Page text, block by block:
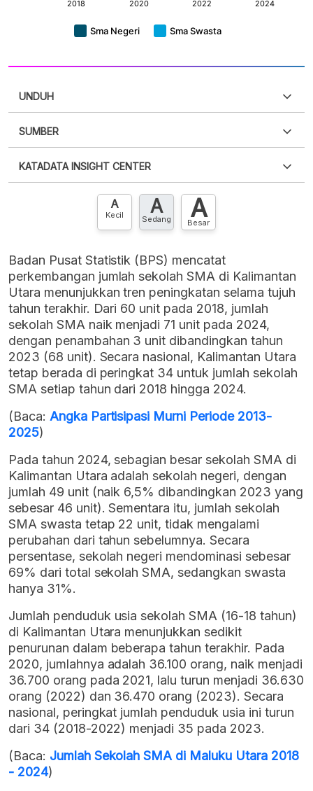
UNDUH
XLS
SUMBER
punya akun?Silakan Daftar sekarang
KATADATA INSIGHT CENTER
Hubungi sekarang »
A
Kecil A
Sedang A
Besar
Badan Pusat Statistik (BPS) mencatat
perkembangan jumlah sekolah SMA di Kalimantan
Utara menunjukkan tren peningkatan selama tujuh
tahun terakhir. Dari 60 unit pada 2018, jumlah
sekolah SMA naik menjadi 71 unit pada 2024,
dengan penambahan 3 unit dibandingkan tahun
2023 (68 unit). Secara nasional, Kalimantan Utara
tetap berada di peringkat 34 untuk jumlah sekolah
SMA setiap tahun dari 2018 hingga 2024.
(Baca: Angka Partisipasi Murni Periode 2013-
2025)
Pada tahun 2024, sebagian besar sekolah SMA di
Kalimantan Utara adalah sekolah negeri, dengan
jumlah 49 unit (naik 6,5% dibandingkan 2023 yang
sebesar 46 unit). Sementara itu, jumlah sekolah
SMA swasta tetap 22 unit, tidak mengalami
perubahan dari tahun sebelumnya. Secara
persentase, sekolah negeri mendominasi sebesar
69% dari total sekolah SMA, sedangkan swasta
hanya 31%.
Jumlah penduduk usia sekolah SMA (16-18 tahun)
di Kalimantan Utara menunjukkan sedikit
penurunan dalam beberapa tahun terakhir. Pada
2020, jumlahnya adalah 36.100 orang, naik menjadi
36.700 orang pada 2021, lalu turun menjadi 36.630
orang (2022) dan 36.470 orang (2023). Secara
nasional, peringkat jumlah penduduk usia ini turun
dari 34 (2018-2022) menjadi 35 pada 2023.
(Baca: Jumlah Sekolah SMA di Maluku Utara 2018
- 2024)